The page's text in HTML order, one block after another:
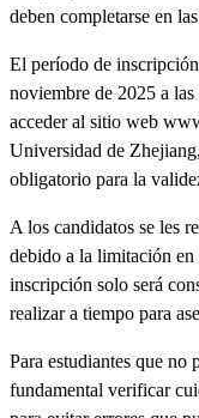
deben completarse en
El período de
noviembre de 2025 a
acceder al sitio web
Universidad de
obligatorio para la
A los candidatos se les
debido a la limitación en
inscripción solo será
realizar a tiempo para
Para estudiantes que no
fundamental verificar